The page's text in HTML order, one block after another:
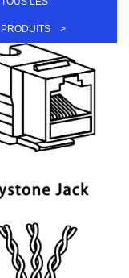
PRODUITS >